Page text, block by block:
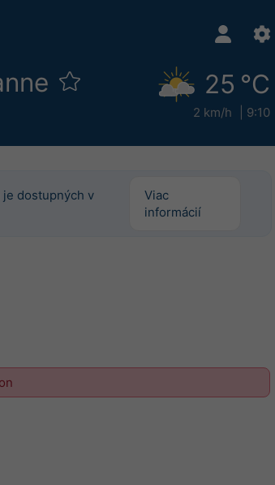
25 °C
2 km/h 9:10
dostupných v
Viac
informácií